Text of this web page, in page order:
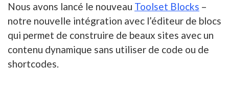
Nous avons lancé le nouveau Toolset Blocks –
notre nouvelle intégration avec l’éditeur de blocs
qui permet de construire de beaux sites avec un
contenu dynamique sans utiliser de code ou de
shortcodes.